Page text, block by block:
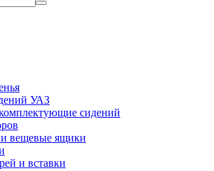
УАЗ
сидений
вещевые ящики
и вставки